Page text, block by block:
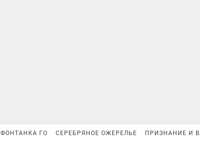
ФОНТАНКА ГО СЕРЕБРЯНОЕ ОЖЕРЕЛЬЕ ПРИЗНАНИЕ И